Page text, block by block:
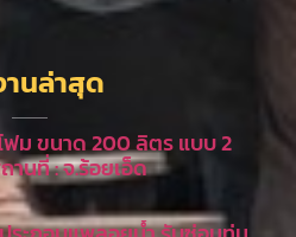
นล่าสุด
ม ขนาด 200 ลิตร แบบ 2
านที่ : จ.ร้อยเอ็ด